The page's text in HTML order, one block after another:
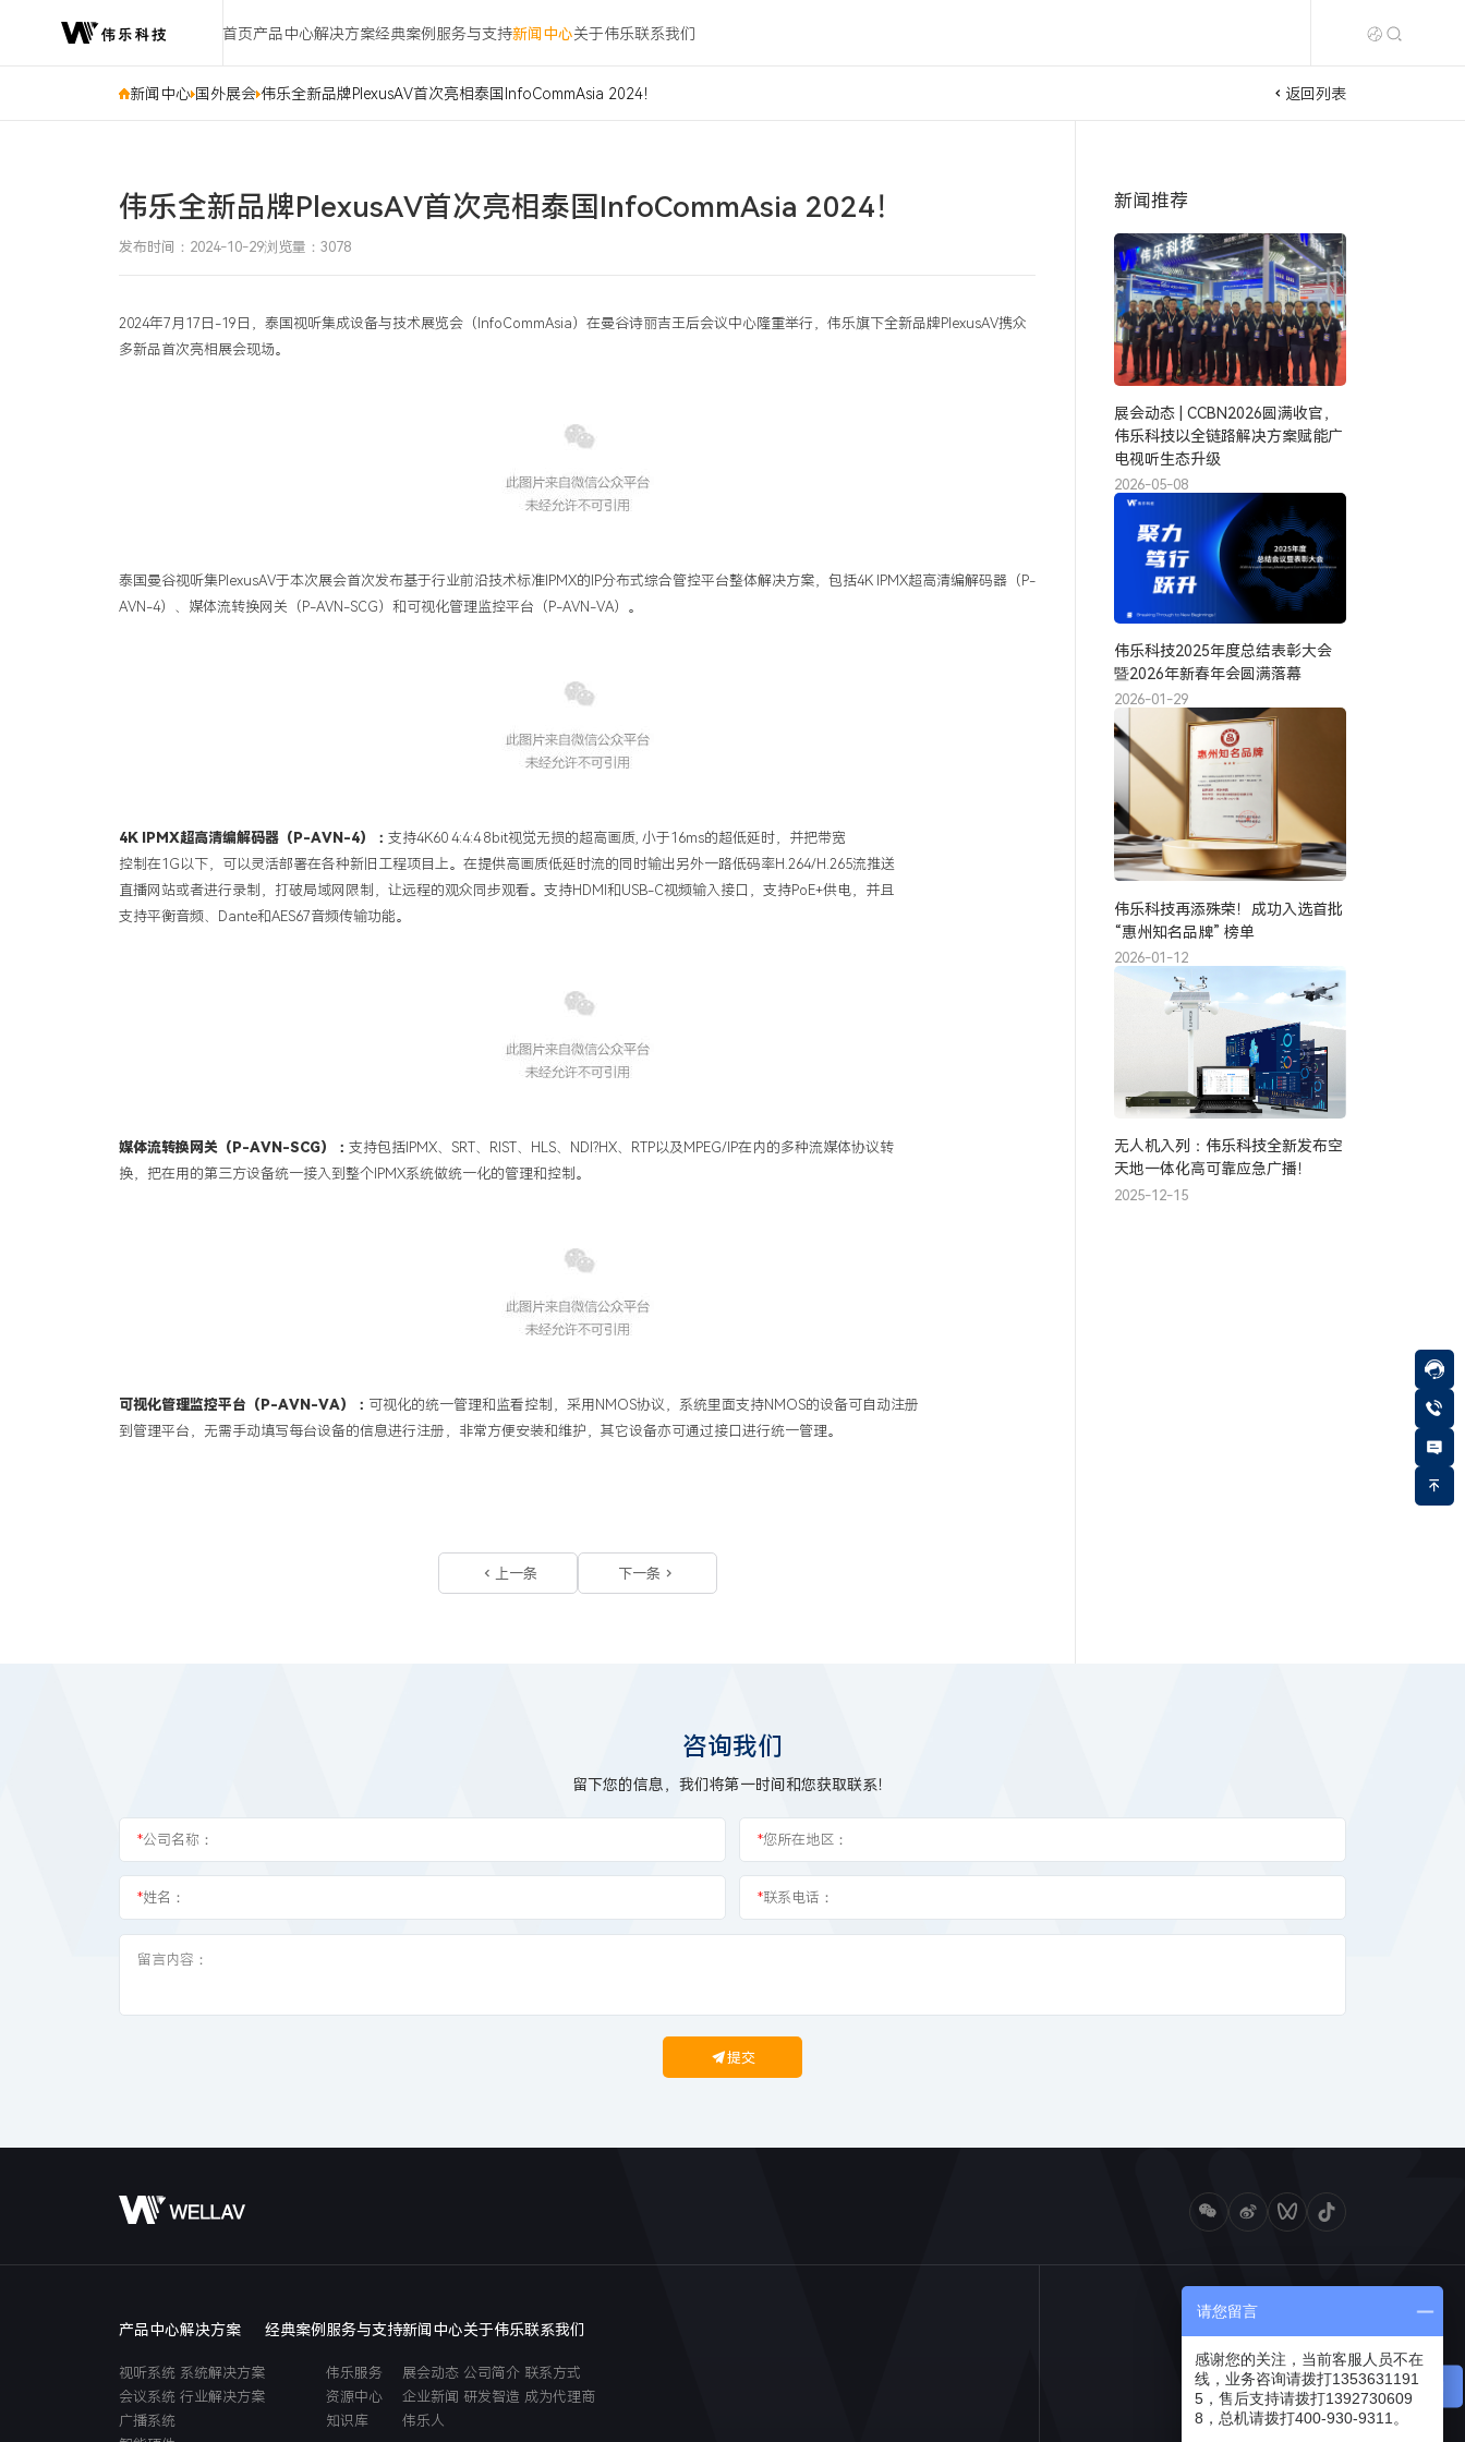
首页产品中心解决方案经典案例 服务与支持新闻中心关于伟乐联系我们
新闻中心 国外展会 伟乐全新品牌PlexusAV首次亮相泰国InfoCommAsia 2024！ 返回列表
伟乐全新品牌PlexusAV首次亮相泰国InfoCommAsia 2024！
发布时间：2024-10-29浏览量：3078
2024年7月17日-19日，泰国视听集成设备与技术展览会（InfoCommAsia）在曼谷诗丽吉王后会议中心隆重举行，伟乐旗下全新品牌PlexusAV携众
多新品首次亮相展会现场。
泰国曼谷视听集PlexusAV于本次展会首次发布基于行业前沿技术标准IPMX的IP分布式综合管控平台整体解决方案，包括4K IPMX超高清编解码器（P-
AVN-4）、媒体流转换网关（P-AVN-SCG）和可视化管理监控平台（P-AVN-VA）。
4K IPMX超高清编解码器（P-AVN-4）：支持4K60 4:4:4 8bit视觉无损的超高画质, 小于16ms的超低延时，并把带宽
控制在1G以下，可以灵活部署在各种新旧工程项目上。在提供高画质低延时流的同时输出另外一路低码率H.264/H.265流推送
直播网站或者进行录制，打破局域网限制，让远程的观众同步观看。支持HDMI和USB-C视频输入接口，支持PoE+供电，并且
支持平衡音频、Dante和AES67音频传输功能。
媒体流转换网关（P-AVN-SCG）：支持包括IPMX、SRT、RIST、HLS、NDI?HX、RTP以及MPEG/IP在内的多种流媒体协议转
换，把在用的第三方设备统一接入到整个IPMX系统做统一化的管理和控制。
可视化管理监控平台（P-AVN-VA）： 可视化的统一管理和监看控制，采用NMOS协议，系统里面支持NMOS的设备可自动注册
到管理平台，无需手动填写每台设备的信息进行注册，非常方便安装和维护，其它设备亦可通过接口进行统一管理。
上一条 下一条
新闻推荐
展会动态 | CCBN2026圆满收官，
伟乐科技以全链路解决方案赋能广
电视听生态升级
2026-05-08
伟乐科技2025年度总结表彰大会
暨2026年新春年会圆满落幕
2026-01-29
伟乐科技再添殊荣！成功入选首批
“惠州知名品牌” 榜单
2026-01-12
无人机入列：伟乐科技全新发布空
天地一体化高可靠应急广播！
2025-12-15
咨询我们
留下您的信息，我们将第一时间和您获取联系！
*公司名称： *您所在地区：
*姓名： *联系电话：
提交
产品中心
视听系统
会议系统
广播系统
解决方案
系统解决方案
行业解决方案
经典案例 服务与支持
伟乐服务
资源中心
知识库
新闻中心
展会动态
企业新闻
伟乐人
关于伟乐
公司简介
研发智造
联系我们
联系方式
成为代理商
请您留言
感谢您的关注，当前客服人员不在
线，业务咨询请拨打1353631191
5，售后支持请拨打1392730609
8，总机请拨打400-930-9311。